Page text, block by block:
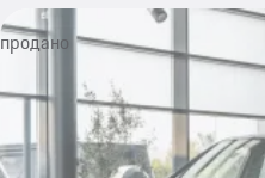
продано